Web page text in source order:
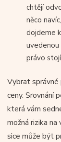
chtějí
něco
dojdeme
uvedenou
právo
Vybrat správné
ceny. Srovnání
která vám
možná rizika
sice může být